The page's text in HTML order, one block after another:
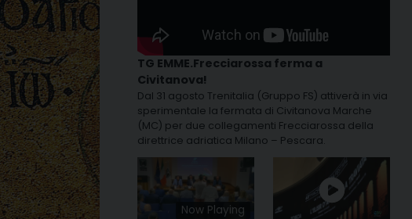
TG EMME.Frecciarossa ferma a
Civitanova!
Dal 31 agosto Trenitalia (Gruppo FS) attiverà in via
sperimentale la fermata di Civitanova Marche
(MC) per due collegamenti Frecciarossa della
direttrice adriatica Milano – Pescara.
Now Playing